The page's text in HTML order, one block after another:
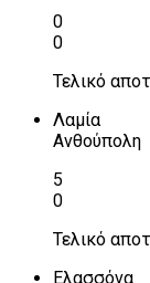
0
0
Τελικό
Λαμία
Ανθούπολη
5
0
Τελικό
Ελασσόνα